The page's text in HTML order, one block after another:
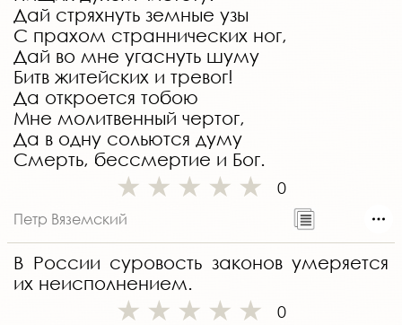
Дай стряхнуть земные узы
С прахом страннических ног,
Дай во мне угаснуть шуму
Битв житейских и тревог!
Да откроется тобою
Мне молитвенный чертог,
Да в одну сольются думу
Смерть, бессмертие и Бог.
0
Петр Вяземский
В России суровость законов умеряется
их неисполнением.
0